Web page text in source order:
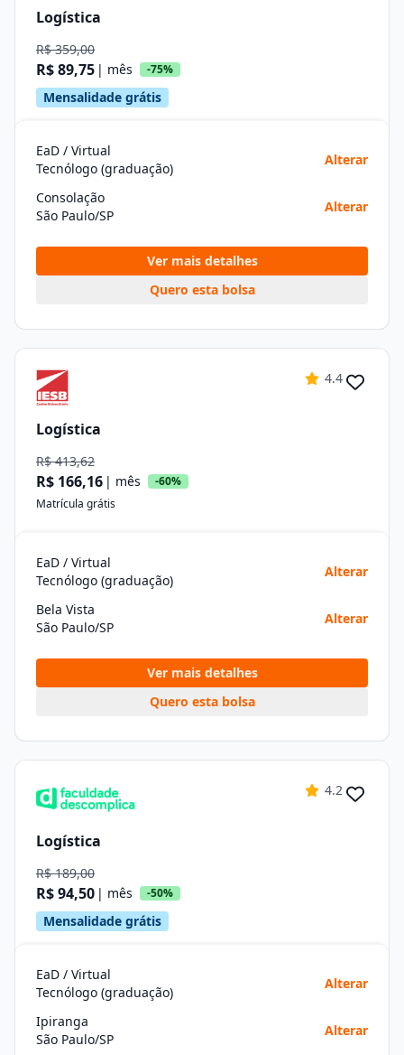
Logística
R$ 359,00
R$ 89,75 | mês -75%
Mensalidade grátis
EaD / Virtual
Tecnólogo (graduação)
Alterar
Consolação
São Paulo/SP
Alterar
Ver mais detalhes
Quero esta bolsa
4.4
Logística
R$ 413,62
R$ 166,16 | mês
-60%
Matrícula grátis
EaD / Virtual
Tecnólogo (graduação)
Alterar
Bela Vista
São Paulo/SP
Alterar
Ver mais detalhes
Quero esta bolsa
4.2
Logística
R$ 189,00
R$ 94,50 | mês -50%
Mensalidade grátis
EaD / Virtual
Tecnólogo (graduação)
Alterar
Ipiranga
São Paulo/SP
Alterar